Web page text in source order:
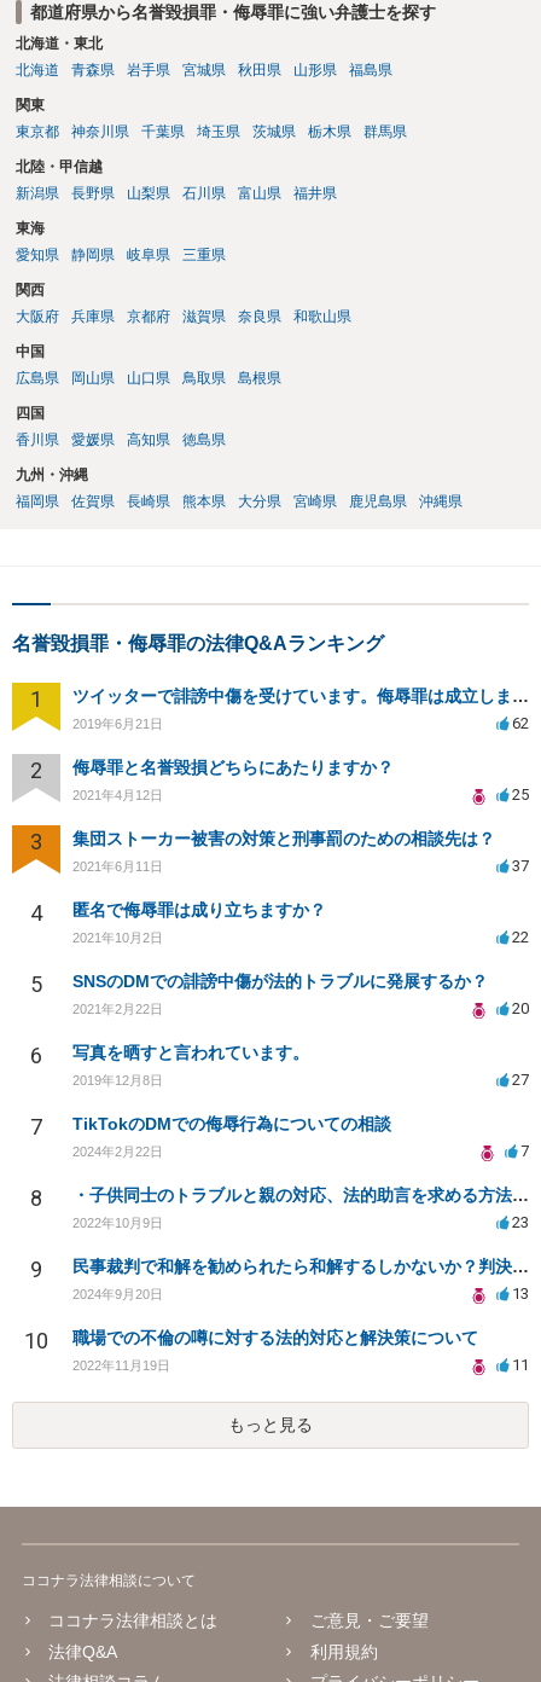
都道府県から名誉毀損罪・侮辱罪に強い弁護士を探す
北海道・東北
北海道
青森県 岩手県 宮城県 秋田県 山形県 福島県
関東
東京都
神奈川県 千葉県 埼玉県 茨城県 栃木県 群馬県
北陸・甲信越
新潟県
長野県 山梨県 石川県 富山県 福井県
東海
愛知県
静岡県 岐阜県 三重県
関西
大阪府
兵庫県 京都府 滋賀県 奈良県 和歌山県
中国
広島県
岡山県 山口県 鳥取県 島根県
四国
香川県
愛媛県 高知県 徳島県
九州・沖縄
福岡県
佐賀県 長崎県 熊本県 大分県 宮崎県 鹿児島県 沖縄県
名誉毀損罪・侮辱罪の法律Q&Aランキング
1 ツイッターで誹謗中傷を受けています。侮辱罪は成立しますか？
2019年6月21日 62
2 侮辱罪と名誉毀損どちらにあたりますか？
2021年4月12日 25
3 集団ストーカー被害の対策と刑事罰のための相談先は？
2021年6月11日 37
4 匿名で侮辱罪は成り立ちますか？
2021年10月2日 22
5 SNSのDMでの誹謗中傷が法的トラブルに発展するか？
2021年2月22日 20
6 写真を晒すと言われています。
2019年12月8日 27
7 TikTokのDMでの侮辱行為についての相談
2024年2月22日 7
8 ・子供同士のトラブルと親の対応、法的助言を求める方法は？
2022年10月9日 23
9 民事裁判で和解を勧められたら和解するしかないか？判決で大きく結果が変わることはありますか？
2024年9月20日 13
10 職場での不倫の噂に対する法的対応と解決策について
2022年11月19日 11
もっと見る
ココナラ法律相談について
ココナラ法律相談とは
法律Q&A
ご意見・ご要望
利用規約